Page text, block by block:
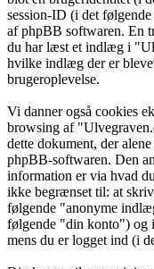
session-ID (i det
af phpBB softwaren. En
du har læst et indlæg i
hvilke indlæg der er
brugeroplevelse.
Vi danner også cookies
browsing af
dette dokument, der
phpBB-softwaren. Den
information er via hvad
ikke begrænset til: at
følgende "anonyme
følgende "din konto") og
mens du er logget ind (i